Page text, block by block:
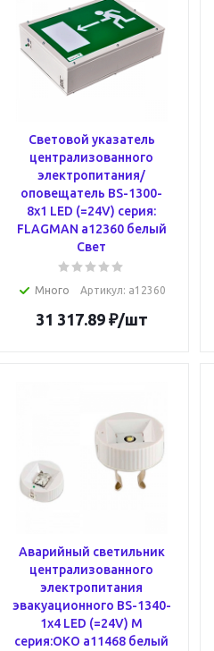
Световой указатель
централизованного
электропитания/
оповещатель BS-1300-
8x1 LED (=24V) серия:
FLAGMAN a12360 белый
Свет
Много Артикул: a12360
31 317.89₽/шт
Аварийный светильник
централизованного
электропитания
эвакуационного BS-1340-
1x4 LED (=24V) M
серия:OKO a11468 белый